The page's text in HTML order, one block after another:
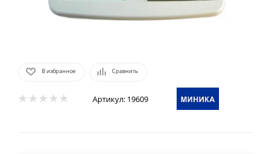
В избранное Сравнить
Артикул: 19609